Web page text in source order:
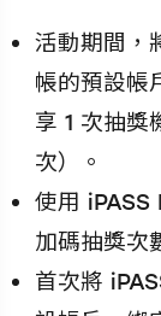
活動期間，
帳的預設帳
享 1 次抽獎
次）。
使用 iPASS
加碼抽獎次
首次將